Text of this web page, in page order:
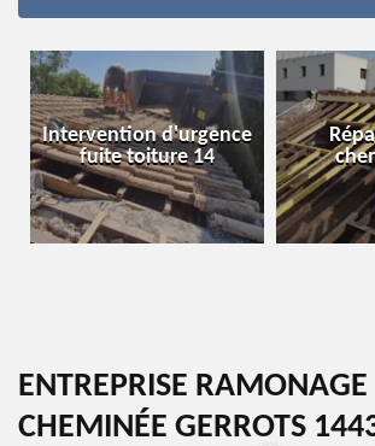
Intervention d'urgence
fuite toiture 14
ENTREPRISE RAMONAGE
CHEMINÉE GERROTS